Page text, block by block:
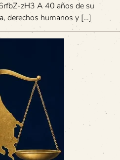
zH3 A 40 años de su
derechos humanos y […]